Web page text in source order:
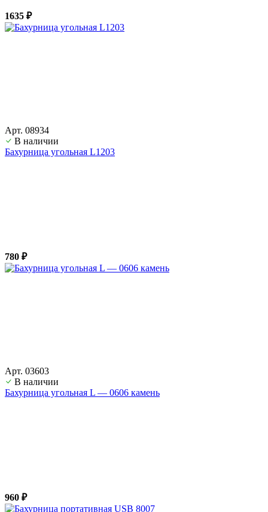
1635 ₽
Арт. 08934
В наличии
Бахурница угольная L1203
780 ₽
Арт. 03603
В наличии
Бахурница угольная L — 0606 камень
960 ₽